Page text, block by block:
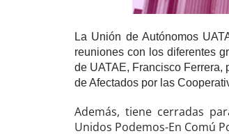
La Unión de Autónomos
reuniones con los diferentes
de UATAE, Francisco Ferrera,
de Afectados por las
Además, tiene cerradas
Unidos Podemos-En Comú